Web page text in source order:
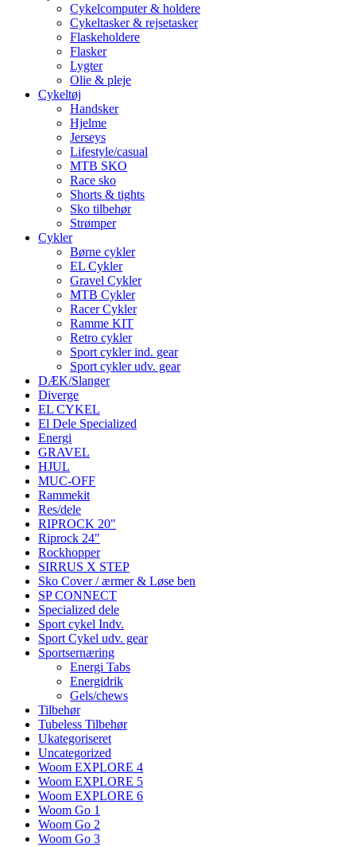
Cykelcomputer & holdere
Cykeltasker & rejsetasker
Flaskeholdere
Flasker
Lygter
Olie & pleje
Cykeltøj
Handsker
Hjelme
Jerseys
Lifestyle/casual
MTB SKO
Race sko
Shorts & tights
Sko tilbehør
Strømper
Cykler
Børne cykler
EL Cykler
Gravel Cykler
MTB Cykler
Racer Cykler
Ramme KIT
Retro cykler
Sport cykler ind. gear
Sport cykler udv. gear
DÆK/Slanger
Diverge
EL CYKEL
El Dele Specialized
Energi
GRAVEL
HJUL
MUC-OFF
Rammekit
Res/dele
RIPROCK 20"
Riprock 24"
Rockhopper
SIRRUS X STEP
Sko Cover / ærmer & Løse ben
SP CONNECT
Specialized dele
Sport cykel Indv.
Sport Cykel udv. gear
Sportsernæring
Energi Tabs
Energidrik
Gels/chews
Tilbehør
Tubeless Tilbehør
Ukategoriseret
Uncategorized
Woom EXPLORE 4
Woom EXPLORE 5
Woom EXPLORE 6
Woom Go 1
Woom Go 2
Woom Go 3